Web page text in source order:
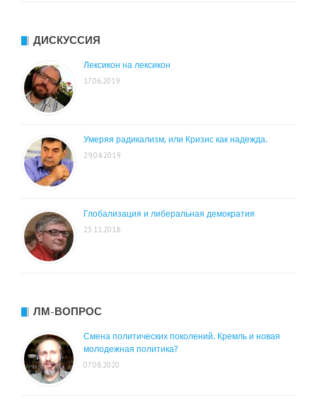
ДИСКУССИЯ
Лексикон на лексикон
17.06.2019
Умеряя радикализм, или Кризис как надежда.
29.04.2019
Глобализация и либеральная демократия
23.11.2018
ЛМ-ВОПРОС
Смена политических поколений. Кремль и новая
молодежная политика?
07.08.2020